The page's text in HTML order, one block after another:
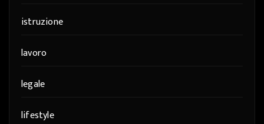
istruzione
lavoro
legale
lifestyle